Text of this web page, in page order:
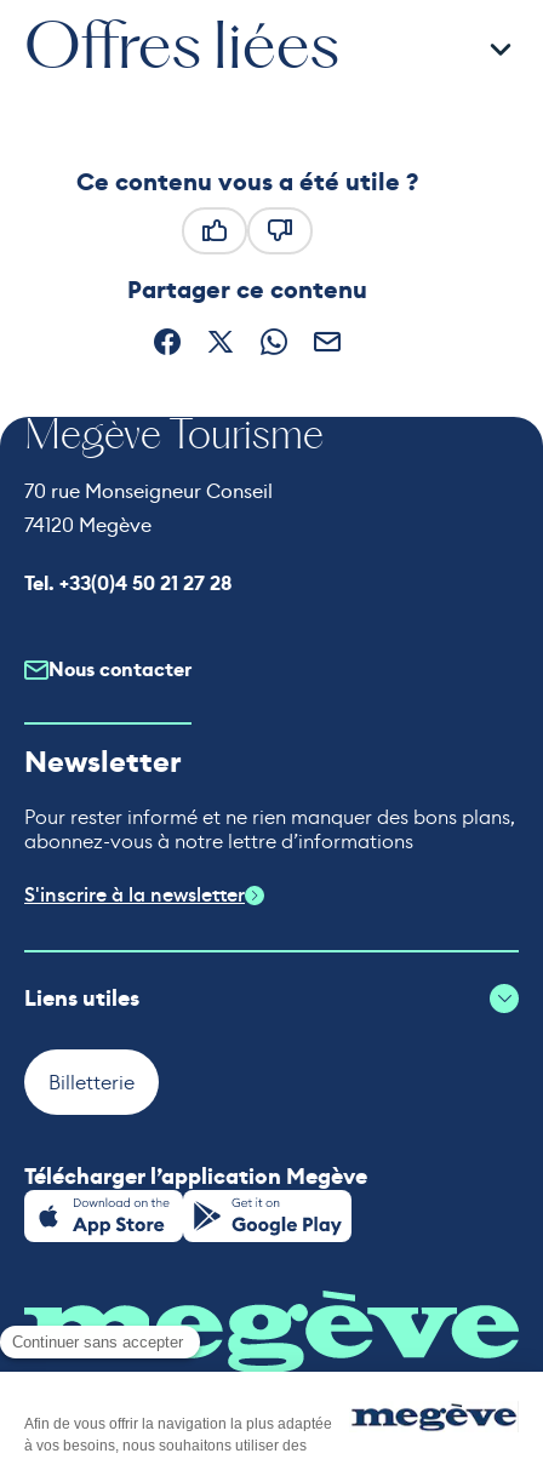
Offres liées
Ce contenu vous a été utile ?
Partager ce contenu
Partager sur Facebook (nouvelle fenêtre)
Partager sur X / Twitter (nouvelle
Partager sur WhatsApp
Partager par mail
Megève Tourisme
70 rue Monseigneur Conseil
74120 Megève
Appeler le
Tel. +33(0)4 50 21 27 28
Nous contacter
Newsletter
Pour rester informé et ne rien manquer des bons plans,
abonnez-vous à notre lettre d’informations
S'inscrire à la newsletter
Liens utiles
Billetterie
Télécharger l’application Megève
Plan du site -Mentions légales-
Politique de confidentialité-Déclaration d’accessibilité